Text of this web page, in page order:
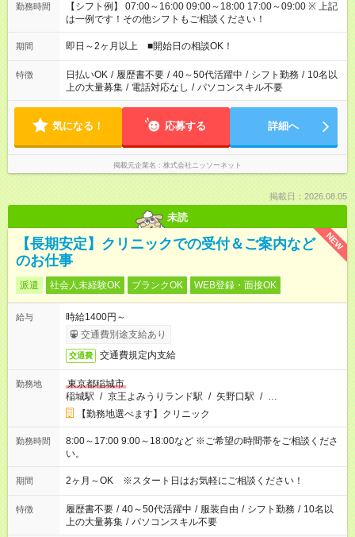
勤務時間
【シフト例】 07:00～16:00 09:00～18:00 17:00～09:00 ※ 上記
は一例です！その他シフトもご相談ください！
期間 即日～2ヶ月以上 ■開始日の相談OK！
特徴 日払いOK / 履歴書不要 / 40～50代活躍中 / シフト勤務 / 10名以
上の大量募集 / 電話対応なし / パソコンスキル不要
気になる！ 応募する 詳細へ
掲載元企業名 株式会社ニッソーネット
掲載日：2026.08.05
未読
NEW
【長期安定】クリニックでの受付＆ご案内など
のお仕事
派遣 社会人未経験OK ブランクOK WEB登録・面接OK
給与
時給1400円～
交通費別途支給あり
交通費 交通費規定内支給
勤務地
東京都稲城市
稲城駅 / 京王よみうりランド駅 / 矢野口駅 / …
【勤務地選べます】クリニック
勤務時間
8:00～17:00 9:00～18:00など ※ご希望の時間帯をご相談くださ
い。
期間 2ヶ月～OK ※スタート日はお気軽にご相談ください！
特徴 履歴書不要 / 40～50代活躍中 / 服装自由 / シフト勤務 / 10名以
上の大量募集 / パソコンスキル不要